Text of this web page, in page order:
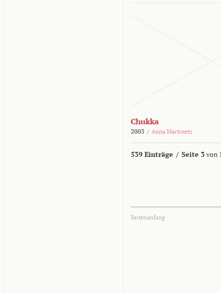
Chukka
2003 / Anna Martinetz
539 Einträge / Seite 3von
Seitenanfang